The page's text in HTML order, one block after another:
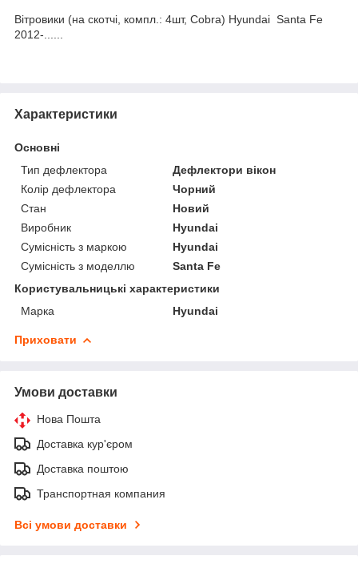
Вітровики (на скотчі, компл.: 4шт, Сobra) Hyundai Santa Fe
2012-......
Характеристики
Основні
Тип дефлектора
Дефлектори вікон
Колір дефлектора
Чорний
Стан
Новий
Виробник
Hyundai
Сумісність з маркою
Hyundai
Сумісність з моделлю
Santa Fe
Користувальницькі характеристики
Марка
Hyundai
Приховати
Умови доставки
Нова Пошта
Доставка кур'єром
Доставка поштою
Транспортная компания
Всі умови доставки